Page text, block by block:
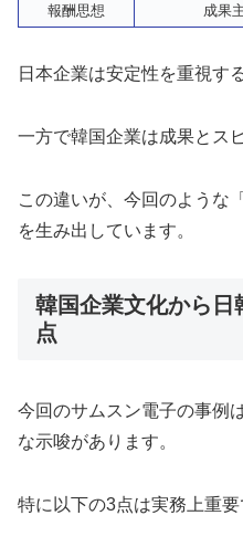
報酬思想
成果
日本企業は安定性を重視す
一方で韓国企業は成果とス
この違いが、今回のような
を生み出しています。
韓国企業文化から日
点
今回のサムスン電子の事例
な示唆があります。
特に以下の3点は実務上重要